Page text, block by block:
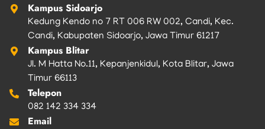
Kampus Sidoarjo
Kedung Kendo no 7 RT 006 RW 002, Candi, Kec.
Candi, Kabupaten Sidoarjo, Jawa Timur 61217
Kampus Blitar
Jl. M Hatta No.11, Kepanjenkidul, Kota Blitar, Jawa
Timur 66113
Telepon
082 142 334 334
Email